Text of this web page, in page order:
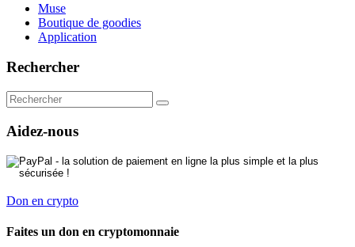
Muse
Boutique de goodies
Application
Rechercher
Aidez-nous
Don en crypto
Faites un don en cryptomonnaie